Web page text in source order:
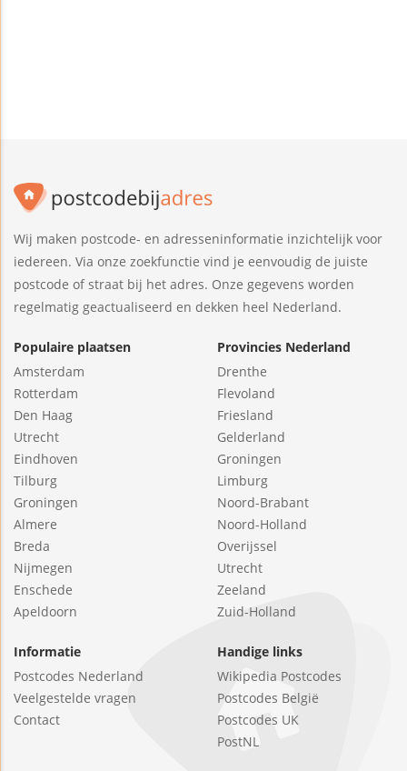
Wij maken postcode- en adresseninformatie inzichtelijk voor
iedereen. Via onze zoekfunctie vind je eenvoudig de juiste
postcode of straat bij het adres. Onze gegevens worden
regelmatig geactualiseerd en dekken heel Nederland.
Populaire plaatsen
Amsterdam
Rotterdam
Den Haag
Utrecht
Eindhoven
Tilburg
Groningen
Almere
Breda
Nijmegen
Enschede
Apeldoorn
Provincies Nederland
Drenthe
Flevoland
Friesland
Gelderland
Groningen
Limburg
Noord-Brabant
Noord-Holland
Overijssel
Utrecht
Zeeland
Zuid-Holland
Informatie
Postcodes Nederland
Veelgestelde vragen
Contact
Handige links
Wikipedia Postcodes
Postcodes België
Postcodes UK
PostNL